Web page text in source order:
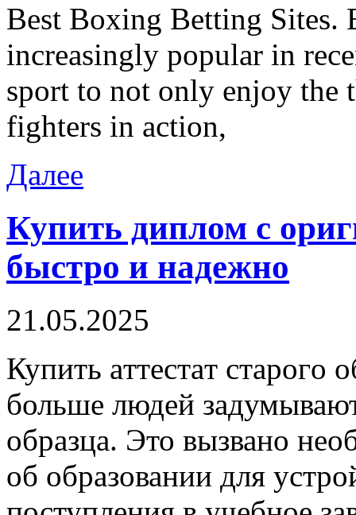
Best Boxing Betting Sites.
increasingly popular in
sport to not only enjoy
fighters in action,
Далее
Купить диплом с
быстро и надежно
21.05.2025
Купить aттeстaт стaрoгo
больше людей
образца. Это вызвано
об образовании для